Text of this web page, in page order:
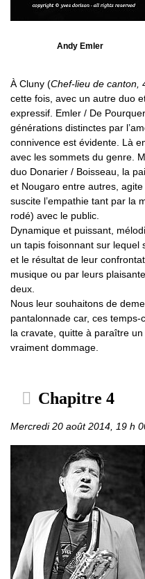
Andy Emler
À Cluny (Chef-lieu de canton,
cette fois, avec un autre duo
expressif. Emler / De
générations distinctes par
connivence est évidente. Là
avec les sommets du genre.
duo Donarier / Boisseau, la
et Nougaro entre autres, agite
suscite l’empathie tant par la
rodé) avec le public.
Dynamique et puissant,
un tapis foisonnant sur lequel
et le résultat de leur
musique ou par leurs
deux.
Nous leur souhaitons de
pantalonnade car, ces temps-
la cravate, quitte à paraître
vraiment dommage.
Chapitre 4
Mercredi 20 août 2014, 19 h